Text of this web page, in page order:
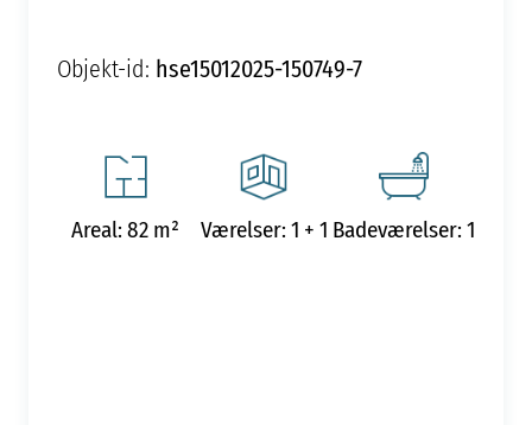
Objekt-id: hse15012025-150749-7
Areal: 82 m² Værelser: 1 + 1 Badeværelser: 1